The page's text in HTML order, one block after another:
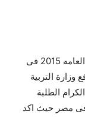
ننشر لكم تفاصيل ظهور نتيجة الشهادة الثانوية العامه 2015 فى
التربية
الطلبة
نتيجة الشهادة الثانوية العامه 2015 فى مصر حيث اكد